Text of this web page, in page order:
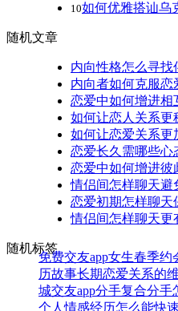
10如何优雅搭讪乌
随机文章
内向性格怎么寻找
内向者如何克服恋
恋爱中如何增进相
如何让恋人关系更
如何让恋爱关系更
恋爱长久需哪些心
恋爱中如何增进彼
情侣间怎样聊天避
恋爱初期怎样聊天
情侣间怎样聊天更
随机标签
免费交友app女生春季约
历故事长期恋爱关系的
城交友app分手复合分手
个人情感经历怎么能快